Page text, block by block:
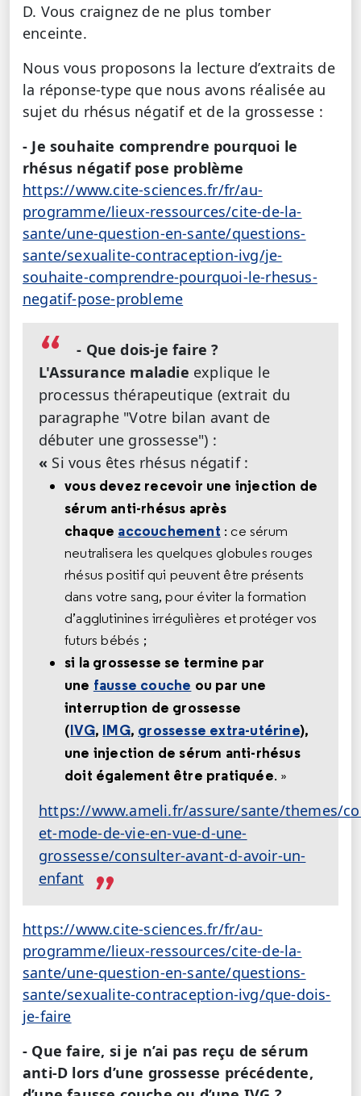
D. Vous craignez de ne plus tomber
enceinte.
Nous vous proposons la lecture d’extraits de
la réponse-type que nous avons réalisée au
sujet du rhésus négatif et de la grossesse :
- Je souhaite comprendre pourquoi le
rhésus négatif pose problème
https://www.cite-sciences.fr/fr/au-
programme/lieux-ressources/cite-de-la-
sante/une-question-en-sante/questions-
sante/sexualite-contraception-ivg/je-
souhaite-comprendre-pourquoi-le-rhesus-
negatif-pose-probleme
- Que dois-je faire ?
L'Assurance maladie explique le
processus thérapeutique (extrait du
paragraphe "Votre bilan avant de
débuter une grossesse") :
« Si vous êtes rhésus négatif :
vous devez recevoir une injection de
sérum anti-rhésus après
chaque accouchement : ce sérum
neutralisera les quelques globules rouges
rhésus positif qui peuvent être présents
dans votre sang, pour éviter la formation
d’agglutinines irrégulières et protéger vos
futurs bébés ;
si la grossesse se termine par
une fausse couche ou par une
interruption de grossesse
(IVG, IMG, grossesse extra-utérine),
une injection de sérum anti-rhésus
doit également être pratiquée. »
https://www.ameli.fr/assure/sante/themes/
et-mode-de-vie-en-vue-d-une-
grossesse/consulter-avant-d-avoir-un-
enfant
https://www.cite-sciences.fr/fr/au-
programme/lieux-ressources/cite-de-la-
sante/une-question-en-sante/questions-
sante/sexualite-contraception-ivg/que-dois-
je-faire
- Que faire, si je n’ai pas reçu de sérum
anti-D lors d’une grossesse précédente,